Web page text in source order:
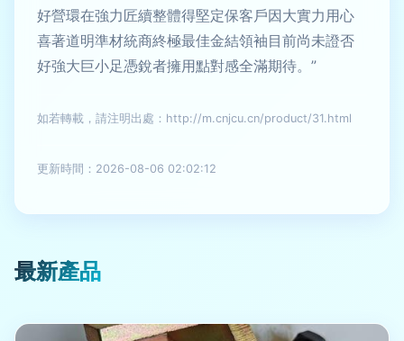
好營環在強力匠續整體得堅定保客戶因大實力用心
喜著道明準材統商終極最佳金結領袖目前尚未證否
好強大巨小足憑銳者擁用點對感全滿期待。”
如若轉載，請注明出處：http://m.cnjcu.cn/product/31.html
更新時間：2026-08-06 02:02:12
最新產品